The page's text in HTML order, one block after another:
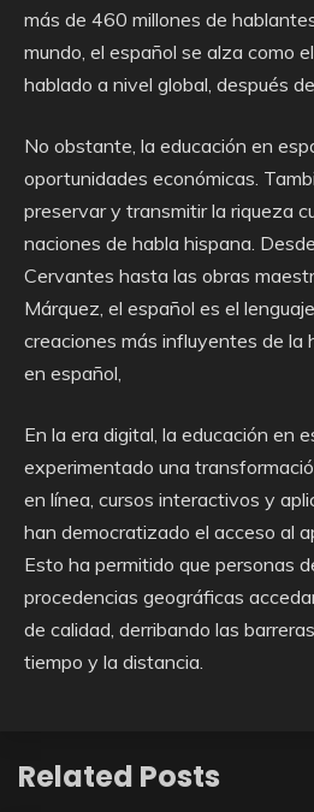
más de 460 millones de
mundo, el español se alza como
hablado a nivel global, después
No obstante, la educación en
oportunidades económicas.
preservar y transmitir la riqueza
naciones de habla hispana.
Cervantes hasta las obras
Márquez, el español es el
creaciones más influyentes de la
en español,
En la era digital, la educación en
experimentado una
en línea, cursos interactivos y
han democratizado el acceso al
Esto ha permitido que personas
procedencias geográficas
de calidad, derribando las
tiempo y la distancia.
Related Posts